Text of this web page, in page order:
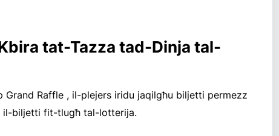
tat-Tazza tad-Dinja tal-
Grand Raffle , il-plejers iridu jaqilgħu biljetti permezz
il-biljetti fit-tlugħ tal-lotterija.